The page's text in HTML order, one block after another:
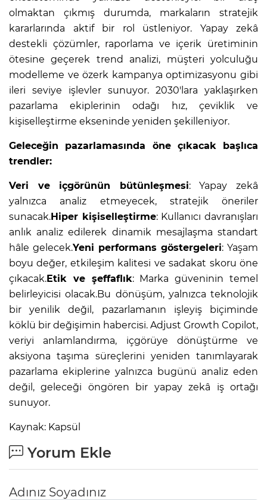
olmaktan çıkmış durumda, markaların stratejik
kararlarında aktif bir rol üstleniyor. Yapay zekâ
destekli çözümler, raporlama ve içerik üretiminin
ötesine geçerek trend analizi, müşteri yolculuğu
modelleme ve özerk kampanya optimizasyonu gibi
ileri seviye işlevler sunuyor. 2030'lara yaklaşırken
pazarlama ekiplerinin odağı hız, çeviklik ve
kişiselleştirme ekseninde yeniden şekilleniyor.
Geleceğin pazarlamasında öne çıkacak başlıca
trendler:
Veri ve içgörünün bütünleşmesi: Yapay zekâ
yalnızca analiz etmeyecek, stratejik öneriler
sunacak.Hiper kişiselleştirme: Kullanıcı davranışları
anlık analiz edilerek dinamik mesajlaşma standart
hâle gelecek.Yeni performans göstergeleri: Yaşam
boyu değer, etkileşim kalitesi ve sadakat skoru öne
çıkacak.Etik ve şeffaflık: Marka güveninin temel
belirleyicisi olacak.Bu dönüşüm, yalnızca teknolojik
bir yenilik değil, pazarlamanın işleyiş biçiminde
köklü bir değişimin habercisi. Adjust Growth Copilot,
veriyi anlamlandırma, içgörüye dönüştürme ve
aksiyona taşıma süreçlerini yeniden tanımlayarak
pazarlama ekiplerine yalnızca bugünü analiz eden
değil, geleceği öngören bir yapay zekâ iş ortağı
sunuyor.
Kaynak: Kapsül
Yorum Ekle
Adınız Soyadınız